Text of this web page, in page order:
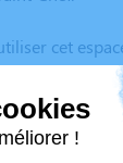
cet
des
pensées à
endroit est
la